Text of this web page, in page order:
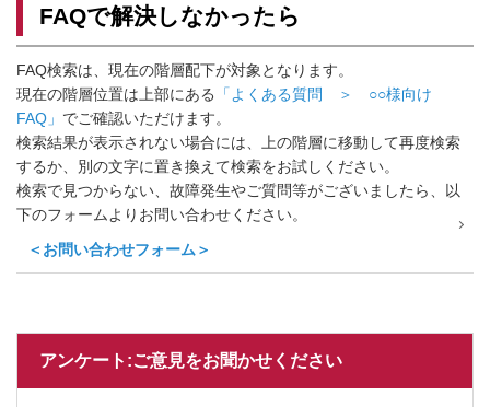
FAQで解決しなかったら
FAQ検索は、現在の階層配下が対象となります。
現在の階層位置は上部にある
「よくある質問 ＞ ○○様向け
FAQ」 でご確認いただけます。
検索結果が表示されない場合には、上の階層に移動して再度検索
するか、別の文字に置き換えて検索をお試しください。
検索で見つからない、故障発生やご質問等がございましたら、以
下のフォームよりお問い合わせください。
＜お問い合わせフォーム＞
アンケート:ご意見をお聞かせください